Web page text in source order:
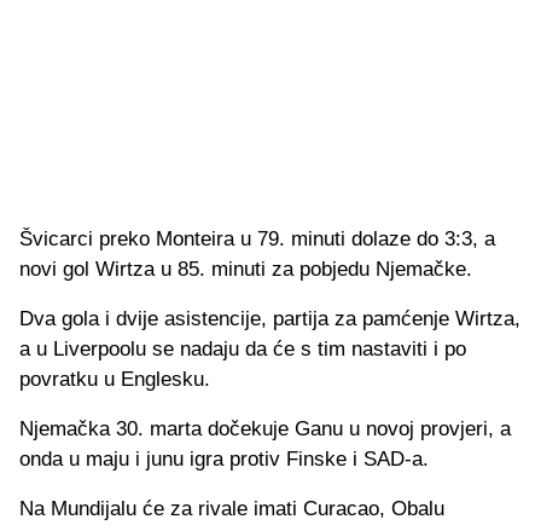
Švicarci preko Monteira u 79. minuti dolaze do 3:3, a
novi gol Wirtza u 85. minuti za pobjedu Njemačke.
Dva gola i dvije asistencije, partija za pamćenje Wirtza,
a u Liverpoolu se nadaju da će s tim nastaviti i po
povratku u Englesku.
Njemačka 30. marta dočekuje Ganu u novoj provjeri, a
onda u maju i junu igra protiv Finske i SAD-a.
Na Mundijalu će za rivale imati Curacao, Obalu